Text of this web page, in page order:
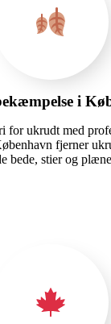
i
for ukrudt med
fjerner
bede, stier og